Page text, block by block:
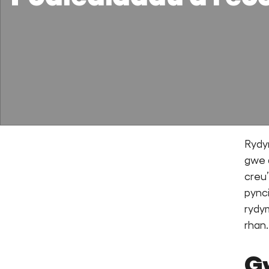
gwe
rhan.